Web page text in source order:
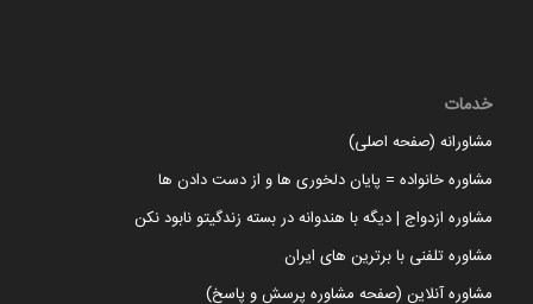
خدمات
مشاورانه (صفحه اصلی)
مشاوره خانواده = پایان دلخوری ها و از دست دادن ها
مشاوره ازدواج | دیگه با هندوانه در بسته زندگیتو نابود نکن
مشاوره تلفنی با برترین های ایران
مشاوره آنلاین (صفحه مشاوره پرسش و پاسخ)